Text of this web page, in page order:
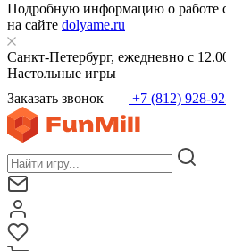
Подробную информацию о работе
на сайте dolyame.ru
Санкт-Петербург, ежедневно с
Настольные игры
Заказать звонок
+7 (812) 928-